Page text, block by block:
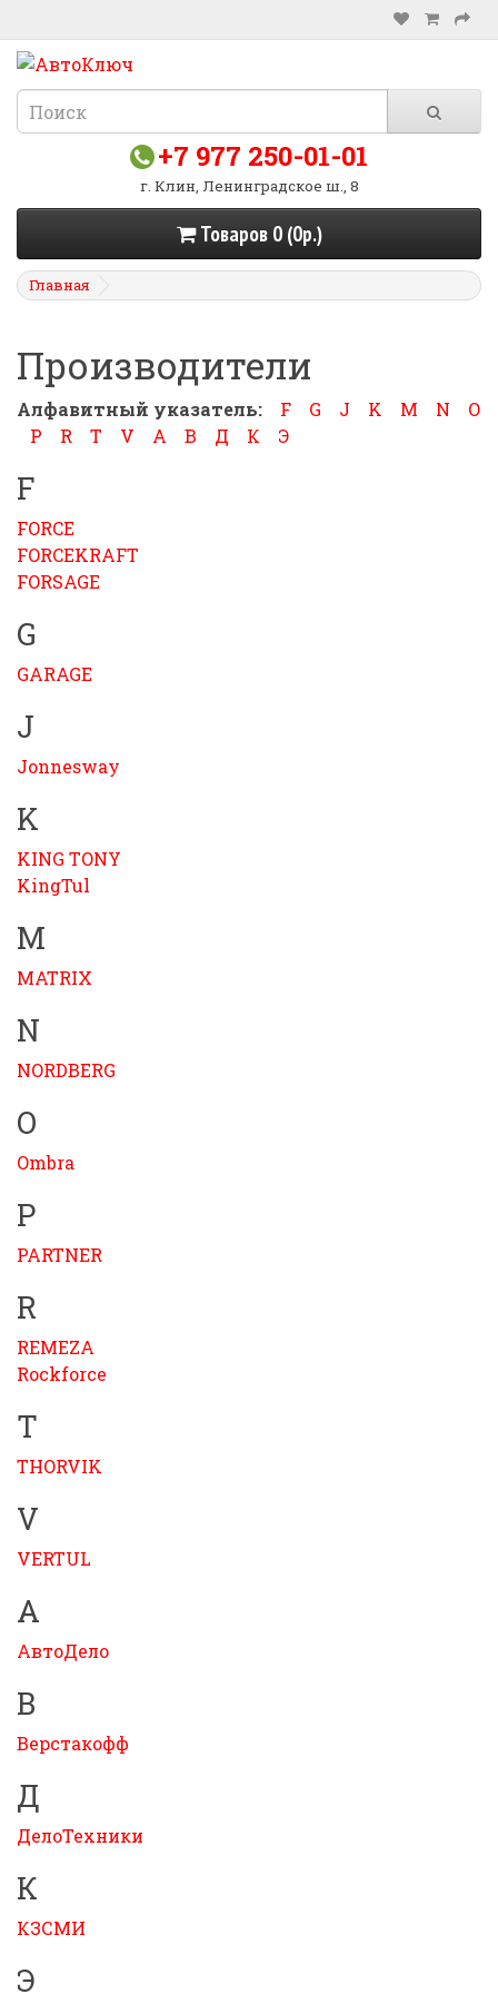
+7 977 250-01-01
г. Клин, Ленинградское ш., 8
Товаров 0 (0р.)
Главная
Производители
Алфавитный указатель: F G J K M N
O
P
R T V А В Д К Э
F
FORCE
FORCEKRAFT
FORSAGE
G
GARAGE
J
Jonnesway
K
KING TONY
KingTul
M
MATRIX
N
NORDBERG
O
Ombra
P
PARTNER
R
REMEZA
Rockforce
T
THORVIK
V
VERTUL
А
АвтоДело
В
Верстакофф
Д
ДелоТехники
К
КЗСМИ
Э